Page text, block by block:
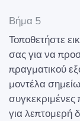
Βήμα 5
Τοποθετήστε
σας για να
πραγματικού
μοντέλα
συγκεκριμένες
για λεπτομερή